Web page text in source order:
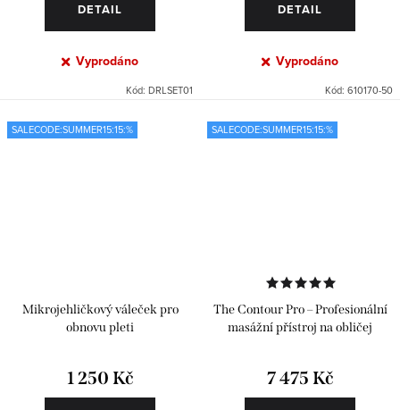
DETAIL
Vyprodáno
Kód: DRLSET01
DETAIL
Vyprodáno
Kód: 610170-50
SALECODE:SUMMER15:15:%
Mikrojehličkový váleček pro
obnovu pleti
1 250 Kč
SALECODE:SUMMER15:15:%
The Contour Pro – Profesionální
masážní přístroj na obličej
7 475 Kč